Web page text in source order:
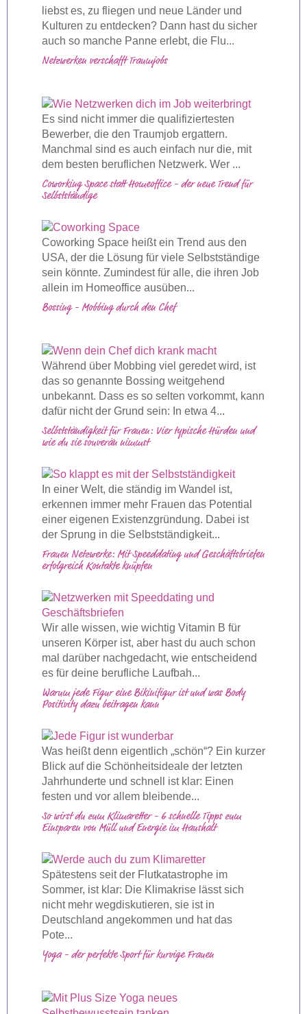
liebst es, zu fliegen und neue Länder und
Kulturen zu entdecken? Dann hast du sicher
auch so manche Panne erlebt, die Flu...
Netzwerken verschafft Traumjobs
Es sind nicht immer die qualifiziertesten
Bewerber, die den Traumjob ergattern.
Manchmal sind es auch einfach nur die, mit
dem besten beruflichen Netzwerk. Wer ...
Coworking Space statt Homeoffice - der neue Trend für
Selbstständige
Coworking Space heißt ein Trend aus den
USA, der die Lösung für viele Selbstständige
sein könnte. Zumindest für alle, die ihren Job
allein im Homeoffice ausüben...
Bossing - Mobbing durch den Chef
Während über Mobbing viel geredet wird, ist
das so genannte Bossing weitgehend
unbekannt. Dass es so selten vorkommt, kann
dafür nicht der Grund sein: In etwa 4...
Selbstständigkeit für Frauen: Vier typische Hürden und
wie du sie souverän nimmst
In einer Welt, die ständig im Wandel ist,
erkennen immer mehr Frauen das Potential
einer eigenen Existenzgründung. Dabei ist
der Sprung in die Selbstständigkeit...
Frauen Netzwerke: Mit Speeddating und Geschäftsbriefen
erfolgreich Kontakte knüpfen
Wir alle wissen, wie wichtig Vitamin B für
unseren Körper ist, aber hast du auch schon
mal darüber nachgedacht, wie entscheidend
es für deine berufliche Laufbah...
Warum jede Figur eine Bikinifigur ist und was Body
Positivity dazu beitragen kann
Was heißt denn eigentlich „schön“? Ein kurzer
Blick auf die Schönheitsideale der letzten
Jahrhunderte und schnell ist klar: Einen
festen und vor allem bleibende...
So wirst du zum Klimaretter - 6 schnelle Tipps zum
Einsparen von Müll und Energie im Haushalt
Spätestens seit der Flutkatastrophe im
Sommer, ist klar: Die Klimakrise lässt sich
nicht mehr wegdiskutieren, sie ist in
Deutschland angekommen und hat das
Pote...
Yoga - der perfekte Sport für kurvige Frauen